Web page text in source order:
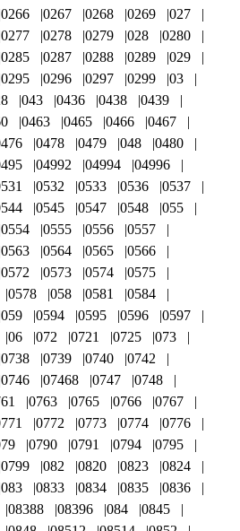
0266 0267 0268 0269
027
0277 0278 0279 028
0280
0285 0287 0288 0289
029
0295 0296 0297 0299
03
043 0436 0438
0439
0463 0465 0466
0467
0478 0479 048
0480
04992 04994
04996
0532 0533 0536
0537
0545 0547 0548
055
0554 0555 0556
0557
0563 0564 0565
0566
0572 0573 0574
0575
0578 058 0581
0584
059 0594 0595 0596
0597
06 072 0721 0725
073
0738 0739 0740
0742
0746 07468 0747
0748
0763 0765 0766
0767
0772 0773 0774
0776
0790 0791 0794
0795
0799 082 0820 0823
0824
083 0833 0834 0835
0836
08388 08396 084
0845